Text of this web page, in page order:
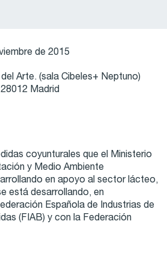
de 2015
Arte. (sala Cibeles+ Neptuno)
Madrid
coyunturales que el Ministerio
y Medio Ambiente
en apoyo al sector lácteo,
está desarrollando, en
Española de Industrias de
(FIAB) y con la Federación